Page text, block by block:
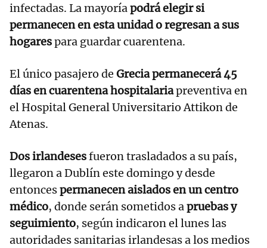
infectadas. La mayoríapodrá elegir si
permanecen en esta unidad o regresan a sus
hogarespara guardar cuarentena.
El único pasajero de Grecia permanecerá 45
días en cuarentena hospitalariapreventiva en
el Hospital General Universitario Attikon de
Atenas.
Dos irlandesesfueron trasladados a su país,
llegaron a Dublín este domingo y desde
entoncespermanecen aislados en un centro
médico, donde serán sometidos apruebas y
seguimiento, según indicaron el lunes las
autoridades sanitarias irlandesas a los medios